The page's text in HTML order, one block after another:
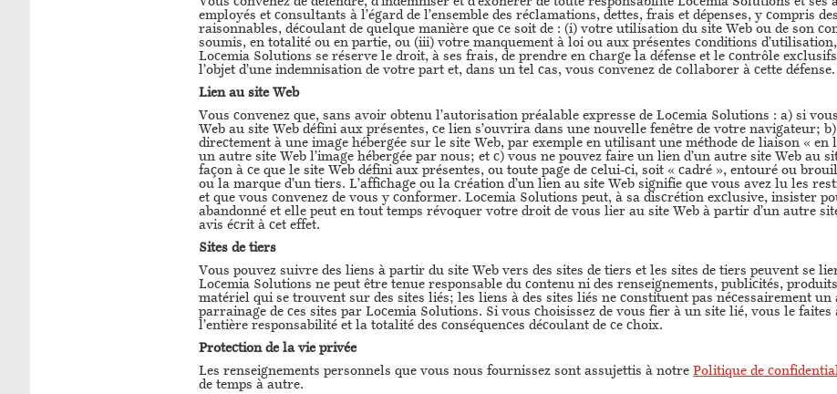
employés et consultants à l’égard de l’ensemble des réclamations, dettes, frais et dépenses, y compris
raisonnables, découlant de quelque manière que ce soit de : (i) votre utilisation du site Web ou de son
soumis, en totalité ou en partie, ou (iii) votre manquement à loi ou aux présentes conditions
Locemia Solutions se réserve le droit, à ses frais, de prendre en charge la défense et le contrôle
l’objet d’une indemnisation de votre part et, dans un tel cas, vous convenez de collaborer à cette défense.
Lien au site Web
Vous convenez que, sans avoir obtenu l’autorisation préalable expresse de Locemia Solutions : a) si
Web au site Web défini aux présentes, ce lien s’ouvrira dans une nouvelle fenêtre de votre navigateur;
directement à une image hébergée sur le site Web, par exemple en utilisant une méthode de liaison «
un autre site Web l’image hébergée par nous; et c) vous ne pouvez faire un lien d’un autre site Web au
façon à ce que le site Web défini aux présentes, ou toute page de celui-ci, soit « cadré », entouré ou
ou la marque d’un tiers. L’affichage ou la création d’un lien au site Web signifie que vous avez lu les
et que vous convenez de vous y conformer. Locemia Solutions peut, à sa discrétion exclusive, insister
abandonné et elle peut en tout temps révoquer votre droit de vous lier au site Web à partir d’un autre
avis écrit à cet effet.
Sites de tiers
Vous pouvez suivre des liens à partir du site Web vers des sites de tiers et les sites de tiers peuvent se
Locemia Solutions ne peut être tenue responsable du contenu ni des renseignements, publicités,
matériel qui se trouvent sur des sites liés; les liens à des sites liés ne constituent pas nécessairement
parrainage de ces sites par Locemia Solutions. Si vous choisissez de vous fier à un site lié, vous le faites
l’entière responsabilité et la totalité des conséquences découlant de ce choix.
Protection de la vie privée
Les renseignements personnels que vous nous fournissez sont assujettis à notrePolitique de
de temps à autre.